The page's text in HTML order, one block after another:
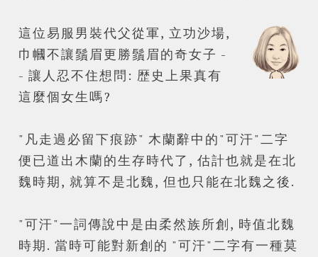
這位易服男裝代父從軍, 立功沙場,
巾幗不讓鬚眉更勝鬚眉的奇女子 -
- 讓人忍不住想問: 歴史上果真有
這麼個女生嗎?
"凡走過必留下痕跡" 木蘭辭中的"可汗"二字
便已道出木蘭的生存時代了, 估計也就是在北
魏時期, 就算不是北魏, 但也只能在北魏之後.
"可汗"一詞傳說中是由柔然族所創, 時值北魏
時期. 當時可能對新創的 "可汗"二字有一種莫